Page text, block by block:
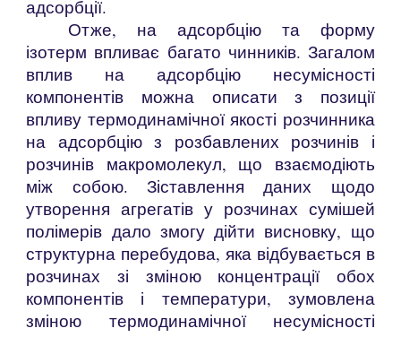
адсорбції.
Отже, на адсорбцію та форму
ізотерм впливає багато чинників. Загалом
вплив на адсорбцію несумісності
компонентів можна описати з позиції
впливу термодинамічної якості розчинника
на адсорбцію з розбавлених розчинів і
розчинів макромолекул, що взаємодіють
між собою. Зіставлення даних щодо
утворення агрегатів у розчинах сумішей
полімерів дало змогу дійти висновку, що
структурна перебудова, яка відбувається в
розчинах зі зміною концентрації обох
компонентів і температури, зумовлена
зміною термодинамічної несумісності